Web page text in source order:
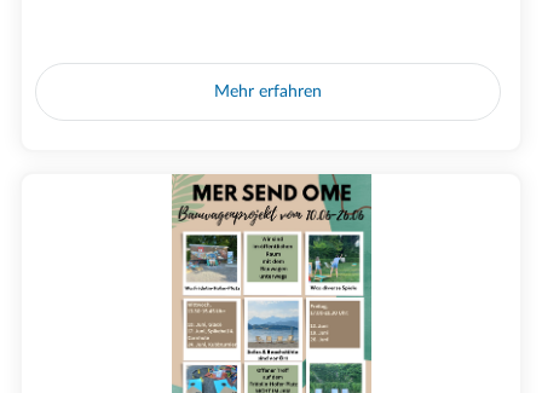
Mehr erfahren